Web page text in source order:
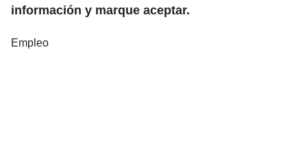
información y marque aceptar.
Empleo